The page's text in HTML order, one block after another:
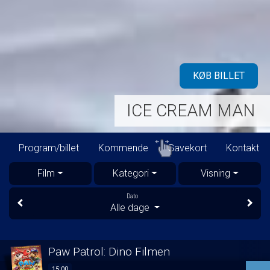
ICE CREAM MAN
KØB BILLET
Program/billet Kommende Gavekort Kontakt
Film Kategori Visning
Dato
Alle dage
Paw Patrol: Dino Filmen